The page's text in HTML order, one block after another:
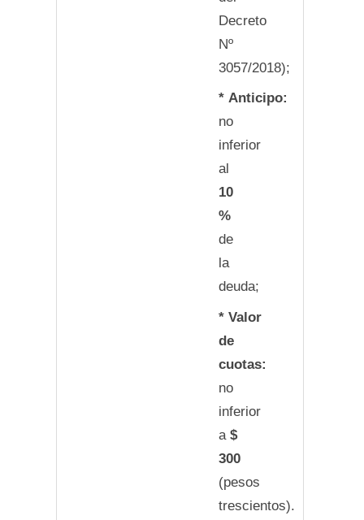
Decreto
Nº
3057/2018);
* Anticipo:
no
inferior
al
10
%
de
la
deuda;
* Valor
de
cuotas:
no
inferior
a $
300
(pesos
trescientos).